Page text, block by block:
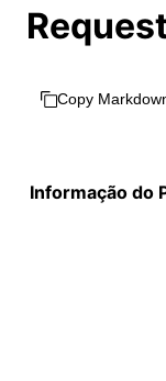
Copy
Informação do